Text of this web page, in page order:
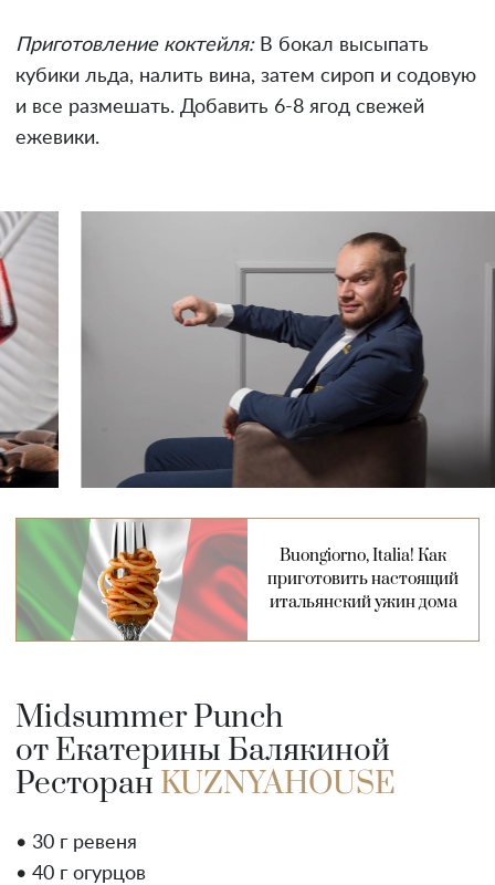
Приготовление коктейля: В бокал высыпать
кубики льда, налить вина, затем сироп и содовую
и все размешать. Добавить 6-8 ягод свежей
ежевики.
Buongiorno, Italia! Как
приготовить настоящий
итальянский ужин дома
Midsummer Punch
от Екатерины Балякиной
Ресторан KUZNYAHOUSE
• 30 г ревеня
• 40 г огурцов